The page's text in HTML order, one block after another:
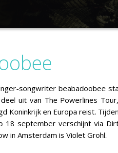
songwriter beabadoobee
uit van The Powerlines
Koninkrijk en Europa reist.
18 september verschijnt via
in Amsterdam is Violet Grohl.